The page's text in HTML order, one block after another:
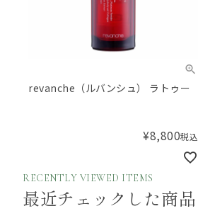
revanche（ルバンシュ） ラトゥー
¥8,800税込
RECENTLY VIEWED ITEMS
最近チェックした商品